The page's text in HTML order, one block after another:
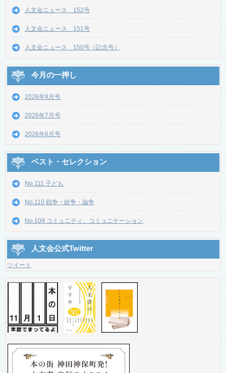
人文会ニュース 152号
人文会ニュース 151号
人文会ニュース 150号（記念号）
今月の一押し
2026年8月号
2026年7月号
2026年6月号
ベスト・セレクション
No.111 子ども
No.110 戦争・紛争・論争
No.109 コミュニティ、コミュニケーション
人文会公式Twitter
ツイート